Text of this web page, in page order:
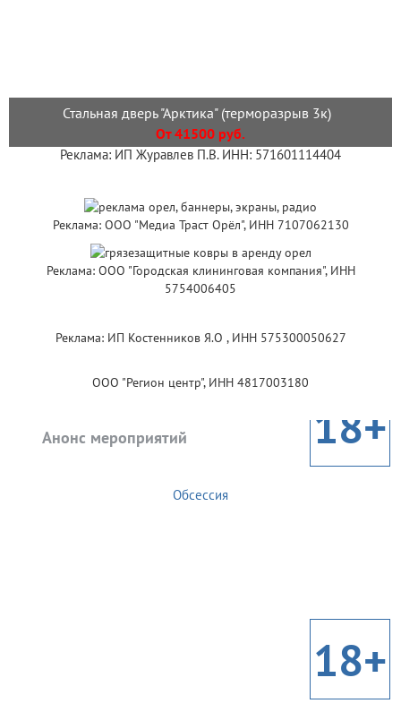
Стальная дверь "Арктика" (терморазрыв 3к)
От 41500 руб.
Реклама: ИП Журавлев П.В. ИНН: 571601114404
Реклама: ООО "Медиа Траст Орёл", ИНН 7107062130
Реклама: ООО "Городская клининговая компания", ИНН
5754006405
Реклама: ИП Костенников Я.О , ИНН 575300050627
ООО "Регион центр", ИНН 4817003180
Анонс мероприятий 18+
Обсессия
18+